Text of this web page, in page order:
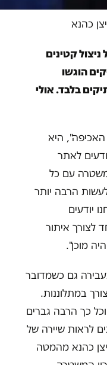
כהנא
קטינים
אפס תיקים הוגשו
וב-2015 הועברו 4 תיקים בלבד. אולי
היא
לאתר
עם כל
הרבה יותר
יודעים
לצורך איתור
מוכן".
גם כשמדובר
במתלוננות.
כך הרבה גברים
לראות שיירה של
כהנא מהמטה